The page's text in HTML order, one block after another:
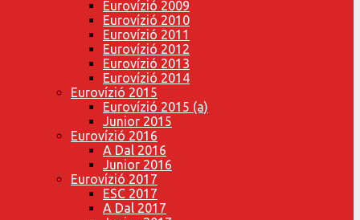
Eurovízió 2009
Eurovízió 2010
Eurovízió 2011
Eurovízió 2012
Eurovízió 2013
Eurovízió 2014
Eurovízió 2015
Eurovízió 2015 (a)
Junior 2015
Eurovízió 2016
A Dal 2016
Junior 2016
Eurovízió 2017
ESC 2017
A Dal 2017